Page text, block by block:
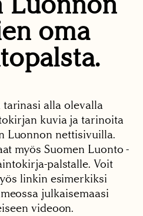
oma
tarinasi alla olevalla
kuvia ja tarinoita
Luonnon nettisivuilla.
myös Suomen Luonto -
palstalle. Voit
linkin esimerkiksi
julkaisemaasi
videoon.